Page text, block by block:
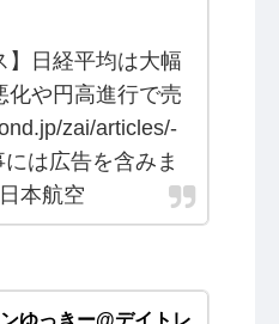
】日経平均は大幅
化や円高進行で売
zai/articles/-
は広告を含みま
本航空
ゆっきー@デイトレ